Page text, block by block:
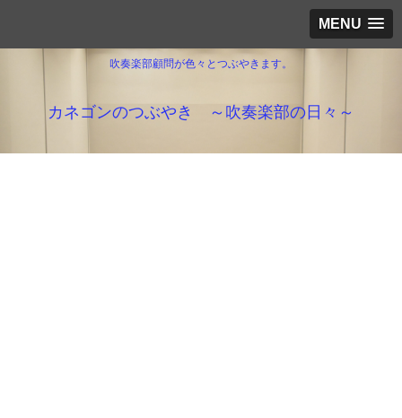
MENU
吹奏楽部顧問が色々とつぶやきます。
カネゴンのつぶやき ～吹奏楽部の日々～